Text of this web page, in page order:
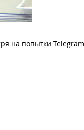
на попытки Telegram